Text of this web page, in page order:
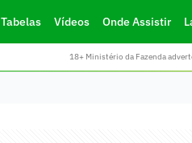
Tabelas Vídeos Onde Assistir
18+ Ministério da Fazenda